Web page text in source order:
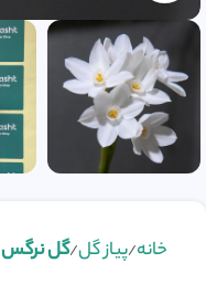
خانه پیاز گل گل نرگس